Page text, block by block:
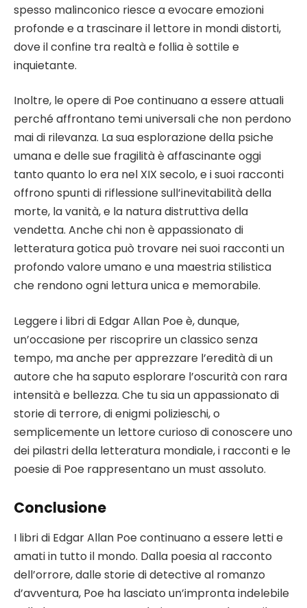
spesso malinconico riesce a evocare emozioni
profonde e a trascinare il lettore in mondi distorti,
dove il confine tra realtà e follia è sottile e
inquietante.
Inoltre, le opere di Poe continuano a essere attuali
perché affrontano temi universali che non perdono
mai di rilevanza. La sua esplorazione della psiche
umana e delle sue fragilità è affascinante oggi
tanto quanto lo era nel XIX secolo, e i suoi racconti
offrono spunti di riflessione sull’inevitabilità della
morte, la vanità, e la natura distruttiva della
vendetta. Anche chi non è appassionato di
letteratura gotica può trovare nei suoi racconti un
profondo valore umano e una maestria stilistica
che rendono ogni lettura unica e memorabile.
Leggere i libri di Edgar Allan Poe è, dunque,
un’occasione per riscoprire un classico senza
tempo, ma anche per apprezzare l’eredità di un
autore che ha saputo esplorare l’oscurità con rara
intensità e bellezza. Che tu sia un appassionato di
storie di terrore, di enigmi polizieschi, o
semplicemente un lettore curioso di conoscere uno
dei pilastri della letteratura mondiale, i racconti e le
poesie di Poe rappresentano un must assoluto.
Conclusione
I libri di Edgar Allan Poe continuano a essere letti e
amati in tutto il mondo. Dalla poesia al racconto
dell’orrore, dalle storie di detective al romanzo
d’avventura, Poe ha lasciato un’impronta indelebile